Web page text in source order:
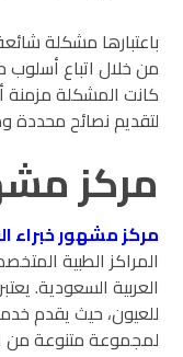
باعتبارها مشكلة
من خلال اتباع أسلوب
كانت المشكلة
لتقديم نصائح محددة
مركز
مركز مشهور خبراء
المراكز الطبية
العربية السعودية.
للعيون، حيث يقدم
لمجموعة متنوعة من